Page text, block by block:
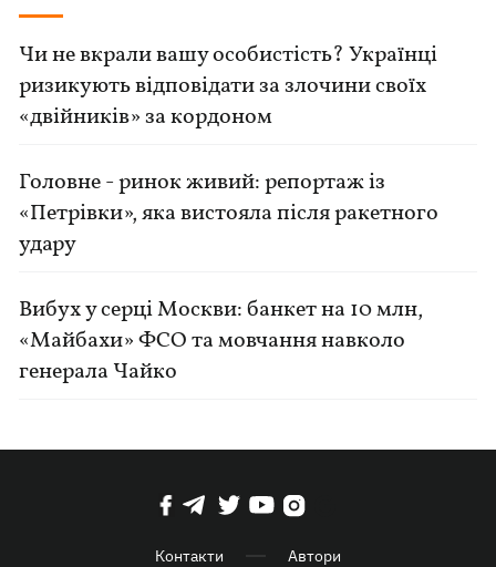
Чи не вкрали вашу особистість? Українці
ризикують відповідати за злочини своїх
«двійників» за кордоном
Головне - ринок живий: репортаж із
«Петрівки», яка вистояла після ракетного
удару
Вибух у серці Москви: банкет на 10 млн,
«Майбахи» ФСО та мовчання навколо
генерала Чайко
Контакти Автори